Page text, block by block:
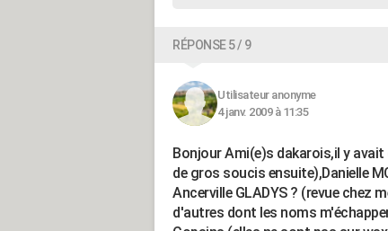
RÉPONSE 5 / 9
Utilisateur anonyme
4 janv. 2009 à 11:35
Bonjour Ami(e)s dakarois,il y avait
de gros soucis ensuite),Danielle
Ancerville GLADYS ? (revue chez
d'autres dont les noms